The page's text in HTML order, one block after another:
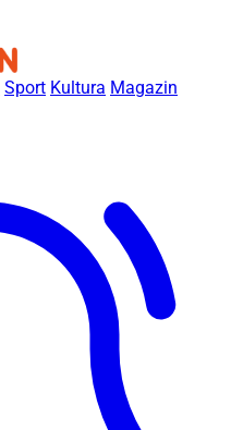
Sport Kultura Magazin